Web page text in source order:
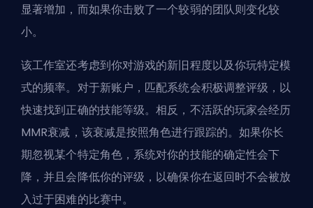
显著增加，而如果你击败了一个较弱的团队则变化较
小。
该工作室还考虑到你对游戏的新旧程度以及你玩特定模
式的频率。对于新账户，匹配系统会积极调整评级，以
快速找到正确的技能等级。相反，不活跃的玩家会经历
MMR衰减，该衰减是按照角色进行跟踪的。如果你长
期忽视某个特定角色，系统对你的技能的确定性会下
降，并且会降低你的评级，以确保你在返回时不会被放
入过于困难的比赛中。